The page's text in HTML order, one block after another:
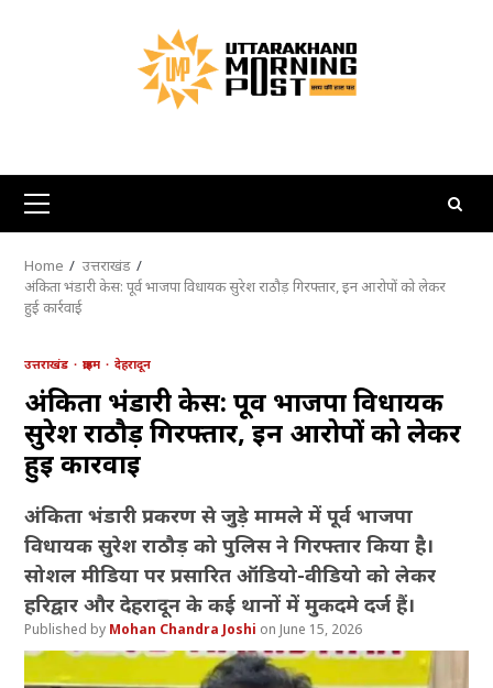
Primary
Menu
Home
उत्तराखंड
अंकिता भंडारी केस: पूर्व भाजपा विधायक सुरेश राठौड़ गिरफ्तार, इन आरोपों को लेकर
हुई कार्रवाई
उत्तराखंड क्राइम देहरादून
अंकिता भंडारी केस: पूर्व भाजपा विधायक
सुरेश राठौड़ गिरफ्तार, इन आरोपों को लेकर
हुई कार्रवाई
अंकिता भंडारी प्रकरण से जुड़े मामले में पूर्व भाजपा
विधायक सुरेश राठौड़ को पुलिस ने गिरफ्तार किया है।
सोशल मीडिया पर प्रसारित ऑडियो-वीडियो को लेकर
हरिद्वार और देहरादून के कई थानों में मुकदमे दर्ज हैं।
Mohan Chandra Joshi June 15, 2026